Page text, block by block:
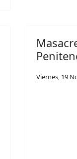
Viernes, 19